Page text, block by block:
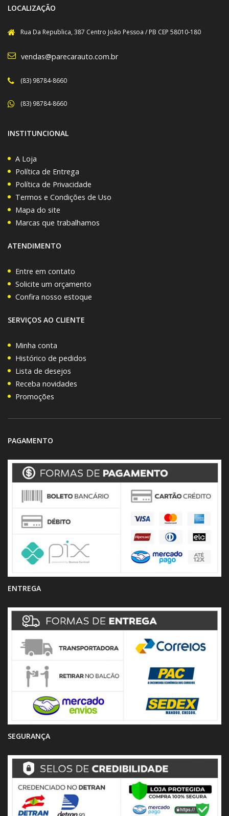
LOCALIZAÇÃO
Rua Da Republica, 387 Centro João Pessoa / PB CEP 58010-180
vendas@parecarauto.com.br
(83) 98784-8660
(83) 98784-8660
INSTITUNCIONAL
A Loja
Política de Entrega
Política de Privacidade
Termos e Condições de Uso
Mapa do site
Marcas que trabalhamos
ATENDIMENTO
Entre em contato
Solicite um orçamento
Confira nosso estoque
SERVIÇOS AO CLIENTE
Minha conta
Histórico de pedidos
Lista de desejos
Receba novidades
Promoções
PAGAMENTO
ENTREGA
SEGURANÇA